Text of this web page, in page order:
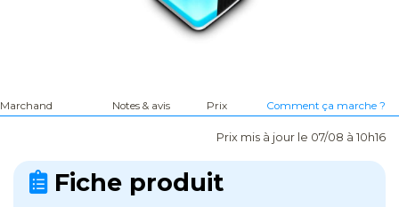
Marchand Notes & avis Prix Comment ça marche ?
Prix mis à jour le 07/08 à 10h16
Fiche produit